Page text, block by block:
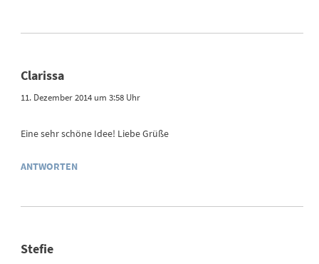
Clarissa
11. Dezember 2014 um 3:58 Uhr
Eine sehr schöne Idee! Liebe Grüße
ANTWORTEN
Stefie